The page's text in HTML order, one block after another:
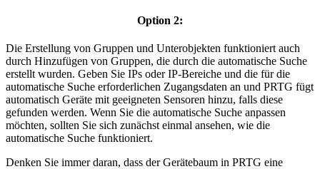
Option 2:
Die Erstellung von Gruppen und Unterobjekten funktioniert auch
durch Hinzufügen von Gruppen, die durch die automatische Suche
erstellt wurden. Geben Sie IPs oder IP-Bereiche und die für die
automatische Suche erforderlichen Zugangsdaten an und PRTG fügt
automatisch Geräte mit geeigneten Sensoren hinzu, falls diese
gefunden werden. Wenn Sie die automatische Suche anpassen
möchten, sollten Sie sich zunächst einmal ansehen, wie die
automatische Suche funktioniert.
Denken Sie immer daran, dass der Gerätebaum in PRTG eine